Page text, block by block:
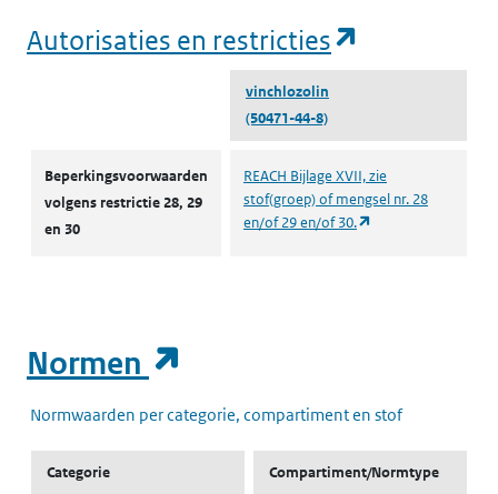
Autorisaties en restricties
vinchlozolin
(50471-44-8)
Beperkingsvoorwaarden
volgens restrictie 28, 29
en 30
REACH Bijlage XVII, zie
stof(groep) of mengsel nr. 28
en/of 29 en/of 30.
Normen
Normwaarden per categorie, compartiment en stof
Categorie Compartiment/Normtype